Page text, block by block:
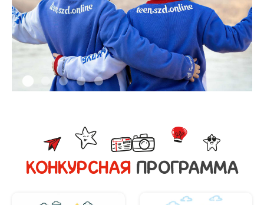
2 3 4 5
КОНКУРСНАЯПРОГРАММА